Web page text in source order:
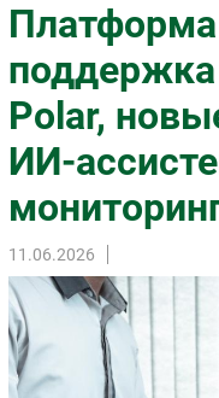
Импорто­замещение
Автоматизация
Интернет
Мобильная связь
Фиксированная
Интеграция
Рынок ПК
Маркетинг
Торговые сети
Оборудование
ПО
Polar,
ИИ-
11.06.2026